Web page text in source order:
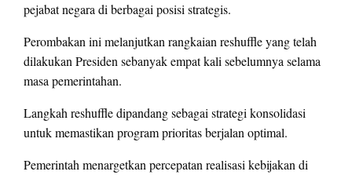
pejabat negara di berbagai posisi strategis.
Perombakan ini melanjutkan rangkaian reshuffle yang telah
dilakukan Presiden sebanyak empat kali sebelumnya selama
masa pemerintahan.
Langkah reshuffle dipandang sebagai strategi konsolidasi
untuk memastikan program prioritas berjalan optimal.
Pemerintah menargetkan percepatan realisasi kebijakan di